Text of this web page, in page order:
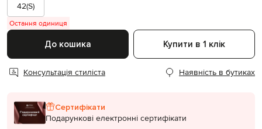
42(S)
Остання одиниця
До кошика Купити в 1 клік
Консультація стиліста Наявність в бутиках
Сертифікати
Подарункові електронні сертифікати